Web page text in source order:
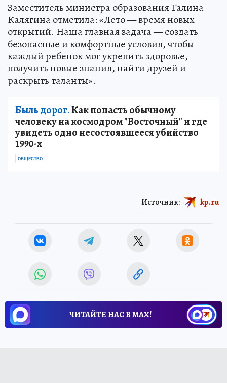
Заместитель министра образования Галина
Калягина отметила: «Лето — время новых
открытий. Наша главная задача — создать
безопасные и комфортные условия, чтобы
каждый ребенок мог укрепить здоровье,
получить новые знания, найти друзей и
раскрыть таланты».
Быль дорог.Как попасть обычному
человеку на космодром "Восточный" и где
увидеть одно несостоявшееся убийство
1990-х
ОБЩЕСТВО
Источник: kp.ru
ЧИТАЙТЕ НАС В МАХ!